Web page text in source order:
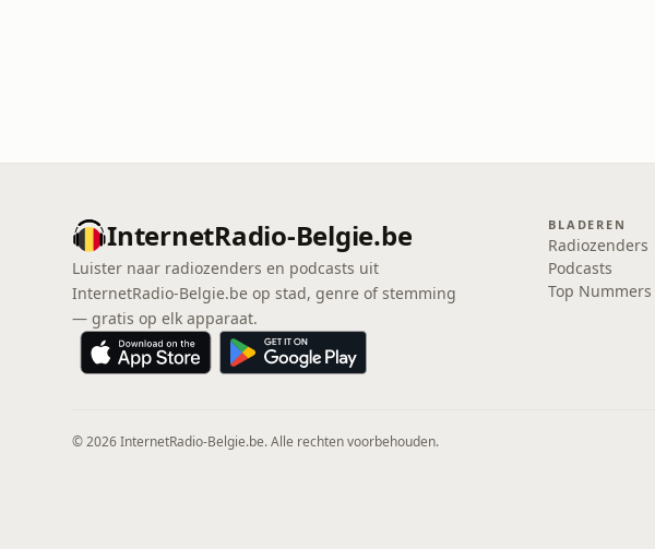
InternetRadio-Belgie.be
Luister naar radiozenders en podcasts uit
InternetRadio-Belgie.be op stad, genre of stemming
— gratis op elk apparaat.
BLADEREN
Radiozenders
Podcasts
Top Nummers
© 2026 InternetRadio-Belgie.be. Alle rechten voorbehouden.